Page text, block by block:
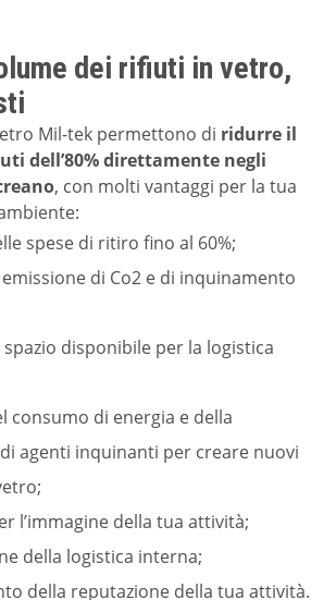
dei rifiuti in vetro,
Mil-tek permettono di ridurre il
dell’80% direttamente negli
, con molti vantaggi per la tua
spese di ritiro fino al 60%;
di Co2 e di inquinamento
disponibile per la logistica
consumo di energia e della
agenti inquinanti per creare nuovi
l’immagine della tua attività;
della logistica interna;
della reputazione della tua attività.